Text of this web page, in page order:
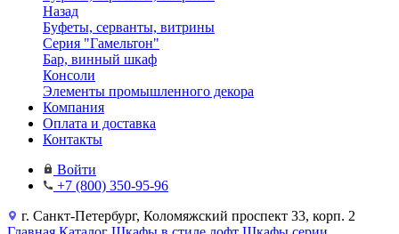
Назад
Буфеты, серванты, витрины
Серия "Гамельтон"
Бар, винный шкаф
Консоли
Элементы промышленного декора
Компания
Оплата и доставка
Контакты
Войти
+7 (800) 350-95-96
г. Санкт-Петербург, Коломяжский проспект 33, корп. 2